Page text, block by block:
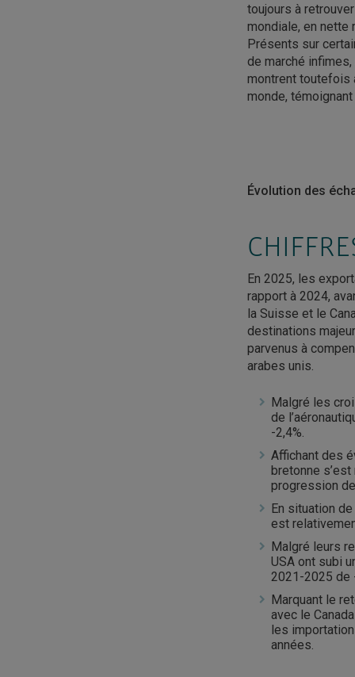
toujours à
mondiale, en nette
Présents sur
de marché
montrent toutefois
monde,
Évolution des
En 2025, les
rapport à 2024,
la Suisse et le
destinations
parvenus à
arabes unis.
Malgré les
de
-2,4%.
Affichant des
bretonne
progression
En situation
est
Malgré leurs
USA ont subi
2021-2025 de
Marquant le
avec le
les
années.